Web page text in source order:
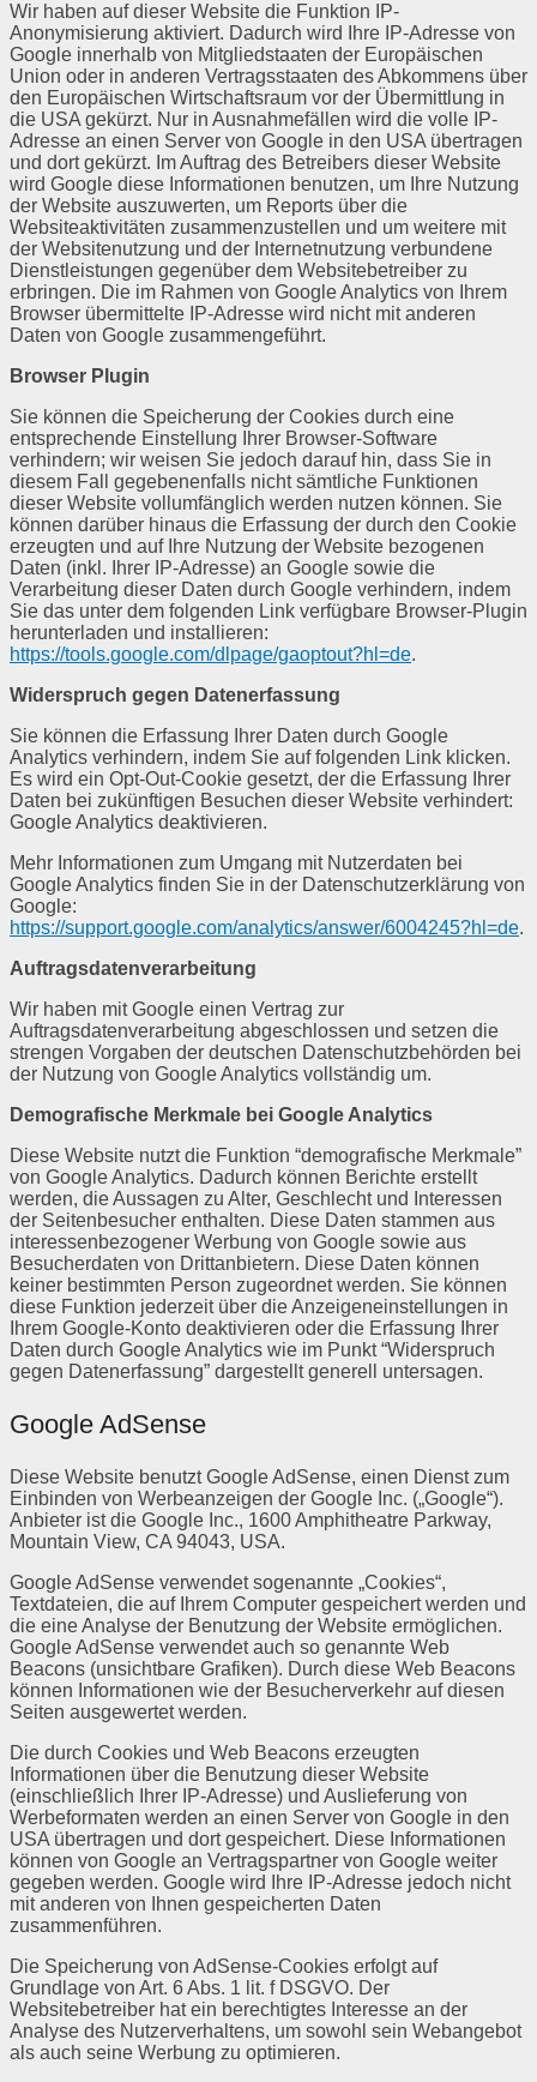
Wir haben auf dieser Website die Funktion IP-
Anonymisierung aktiviert. Dadurch wird Ihre IP-Adresse von
Google innerhalb von Mitgliedstaaten der Europäischen
Union oder in anderen Vertragsstaaten des Abkommens über
den Europäischen Wirtschaftsraum vor der Übermittlung in
die USA gekürzt. Nur in Ausnahmefällen wird die volle IP-
Adresse an einen Server von Google in den USA übertragen
und dort gekürzt. Im Auftrag des Betreibers dieser Website
wird Google diese Informationen benutzen, um Ihre Nutzung
der Website auszuwerten, um Reports über die
Websiteaktivitäten zusammenzustellen und um weitere mit
der Websitenutzung und der Internetnutzung verbundene
Dienstleistungen gegenüber dem Websitebetreiber zu
erbringen. Die im Rahmen von Google Analytics von Ihrem
Browser übermittelte IP-Adresse wird nicht mit anderen
Daten von Google zusammengeführt.
Browser Plugin
Sie können die Speicherung der Cookies durch eine
entsprechende Einstellung Ihrer Browser-Software
verhindern; wir weisen Sie jedoch darauf hin, dass Sie in
diesem Fall gegebenenfalls nicht sämtliche Funktionen
dieser Website vollumfänglich werden nutzen können. Sie
können darüber hinaus die Erfassung der durch den Cookie
erzeugten und auf Ihre Nutzung der Website bezogenen
Daten (inkl. Ihrer IP-Adresse) an Google sowie die
Verarbeitung dieser Daten durch Google verhindern, indem
Sie das unter dem folgenden Link verfügbare Browser-Plugin
herunterladen und installieren:
https://tools.google.com/dlpage/gaoptout?hl=de.
Widerspruch gegen Datenerfassung
Sie können die Erfassung Ihrer Daten durch Google
Analytics verhindern, indem Sie auf folgenden Link klicken.
Es wird ein Opt-Out-Cookie gesetzt, der die Erfassung Ihrer
Daten bei zukünftigen Besuchen dieser Website verhindert:
Google Analytics deaktivieren.
Mehr Informationen zum Umgang mit Nutzerdaten bei
Google Analytics finden Sie in der Datenschutzerklärung von
Google:
https://support.google.com/analytics/answer/6004245?hl=de.
Auftragsdatenverarbeitung
Wir haben mit Google einen Vertrag zur
Auftragsdatenverarbeitung abgeschlossen und setzen die
strengen Vorgaben der deutschen Datenschutzbehörden bei
der Nutzung von Google Analytics vollständig um.
Demografische Merkmale bei Google Analytics
Diese Website nutzt die Funktion “demografische Merkmale”
von Google Analytics. Dadurch können Berichte erstellt
werden, die Aussagen zu Alter, Geschlecht und Interessen
der Seitenbesucher enthalten. Diese Daten stammen aus
interessenbezogener Werbung von Google sowie aus
Besucherdaten von Drittanbietern. Diese Daten können
keiner bestimmten Person zugeordnet werden. Sie können
diese Funktion jederzeit über die Anzeigeneinstellungen in
Ihrem Google-Konto deaktivieren oder die Erfassung Ihrer
Daten durch Google Analytics wie im Punkt “Widerspruch
gegen Datenerfassung” dargestellt generell untersagen.
Google AdSense
Diese Website benutzt Google AdSense, einen Dienst zum
Einbinden von Werbeanzeigen der Google Inc. („Google“).
Anbieter ist die Google Inc., 1600 Amphitheatre Parkway,
Mountain View, CA 94043, USA.
Google AdSense verwendet sogenannte „Cookies“,
Textdateien, die auf Ihrem Computer gespeichert werden und
die eine Analyse der Benutzung der Website ermöglichen.
Google AdSense verwendet auch so genannte Web
Beacons (unsichtbare Grafiken). Durch diese Web Beacons
können Informationen wie der Besucherverkehr auf diesen
Seiten ausgewertet werden.
Die durch Cookies und Web Beacons erzeugten
Informationen über die Benutzung dieser Website
(einschließlich Ihrer IP-Adresse) und Auslieferung von
Werbeformaten werden an einen Server von Google in den
USA übertragen und dort gespeichert. Diese Informationen
können von Google an Vertragspartner von Google weiter
gegeben werden. Google wird Ihre IP-Adresse jedoch nicht
mit anderen von Ihnen gespeicherten Daten
zusammenführen.
Die Speicherung von AdSense-Cookies erfolgt auf
Grundlage von Art. 6 Abs. 1 lit. f DSGVO. Der
Websitebetreiber hat ein berechtigtes Interesse an der
Analyse des Nutzerverhaltens, um sowohl sein Webangebot
als auch seine Werbung zu optimieren.